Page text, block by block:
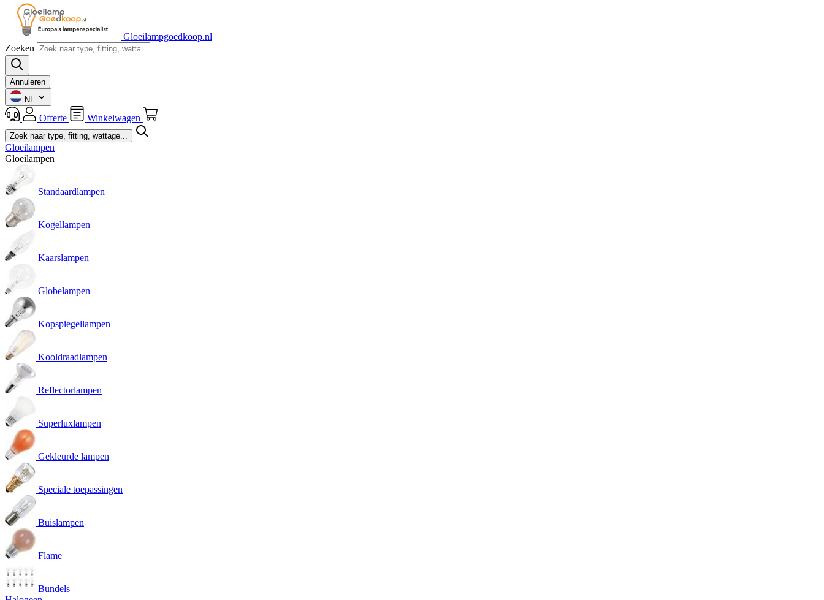
Gloeilampgoedkoop.nl
Zoeken
Annuleren
NL
Offerte Winkelwagen
Gloeilampen
Gloeilampen
Standaardlampen
Kogellampen
Kaarslampen
Globelampen
Kopspiegellampen
Kooldraadlampen
Reflectorlampen
Superluxlampen
Gekleurde lampen
Speciale toepassingen
Buislampen
Flame
Bundels